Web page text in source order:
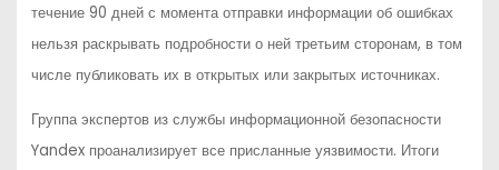
течение 90 дней с момента отправки информации об ошибках
нельзя раскрывать подробности о ней третьим сторонам, в том
числе публиковать их в открытых или закрытых источниках.
Группа экспертов из службы информационной безопасности
Yandex проанализирует все присланные уязвимости. Итоги